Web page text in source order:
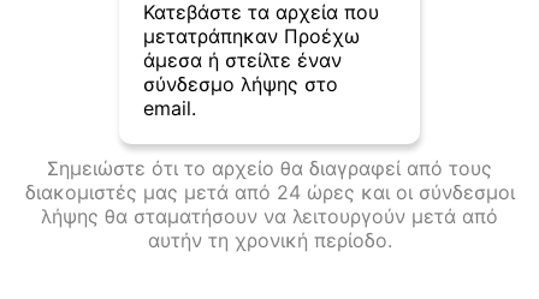
Κατεβάστε τα αρχεία που
μετατράπηκαν Προέχω
άμεσα ή στείλτε έναν
σύνδεσμο λήψης στο
email.
Σημειώστε ότι το αρχείο θα διαγραφεί από τους
διακομιστές μας μετά από 24 ώρες και οι σύνδεσμοι
λήψης θα σταματήσουν να λειτουργούν μετά από
αυτήν τη χρονική περίοδο.